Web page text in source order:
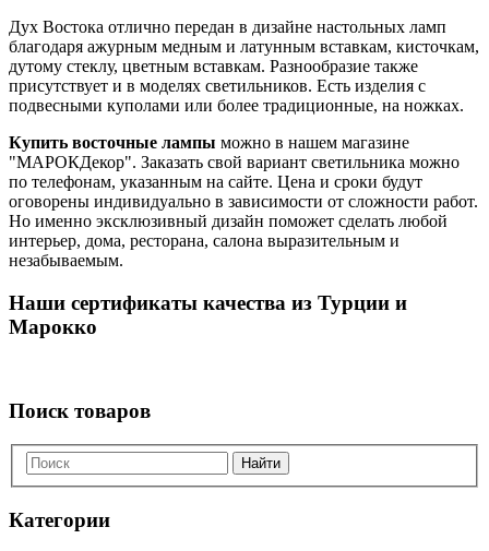
Дух Востока отлично передан в дизайне настольных ламп
благодаря ажурным медным и латунным вставкам, кисточкам,
дутому стеклу, цветным вставкам. Разнообразие также
присутствует и в моделях светильников. Есть изделия с
подвесными куполами или более традиционные, на ножках.
Купить восточные лампы можно в нашем магазине
"МАРОКДекор". Заказать свой вариант светильника можно
по телефонам, указанным на сайте. Цена и сроки будут
оговорены индивидуально в зависимости от сложности работ.
Но именно эксклюзивный дизайн поможет сделать любой
интерьер, дома, ресторана, салона выразительным и
незабываемым.
Наши сертификаты качества из Турции и
Марокко
Поиск товаров
Найти
Категории